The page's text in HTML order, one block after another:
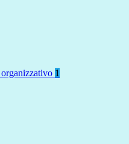
organizzativo 1